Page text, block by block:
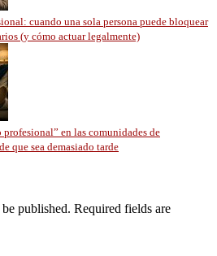
cuando una sola persona puede bloquear
(y cómo actuar legalmente)
en las comunidades de
que sea demasiado tarde
published. Required fields are